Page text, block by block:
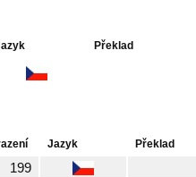
Překlad
Jazyk Překlad
199